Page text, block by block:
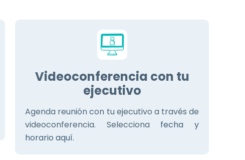
Videoconferencia con tu
ejecutivo
Agenda reunión con tu ejecutivo a través de
videoconferencia. Selecciona fecha y
horario aquí.